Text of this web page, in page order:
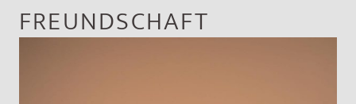
FREUNDSCHAFT